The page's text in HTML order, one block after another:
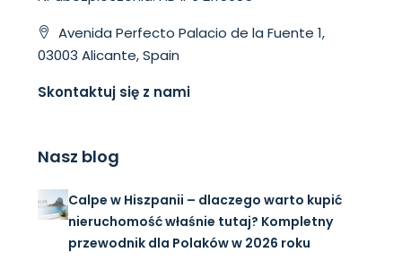
Avenida Perfecto Palacio de la Fuente 1,
03003 Alicante, Spain
Skontaktuj się z nami
Nasz blog
Calpe w Hiszpanii – dlaczego warto kupić
nieruchomość właśnie tutaj? Kompletny
przewodnik dla Polaków w 2026 roku